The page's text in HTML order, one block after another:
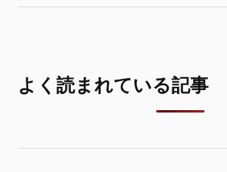
よく読まれている記事